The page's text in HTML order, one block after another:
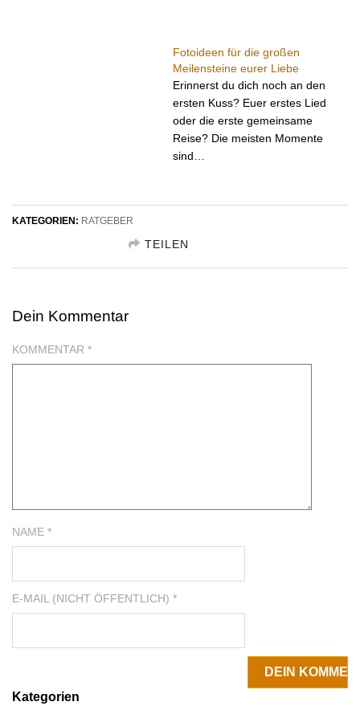
Fotoideen für die großen
Meilensteine eurer Liebe
Erinnerst du dich noch an den
ersten Kuss? Euer erstes Lied
oder die erste gemeinsame
Reise? Die meisten Momente
sind…
KATEGORIEN: RATGEBER
TEILEN
GESCHENKIDEE TEILEN TWITTER
GESCHENKIDEE TEILEN GOOGLE
Dein Kommentar
KOMMENTAR *
NAME *
E-MAIL (NICHT ÖFFENTLICH) *
Kategorien